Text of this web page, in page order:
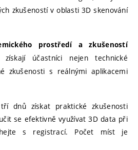
zkušeností v oblasti 3D skenování
prostředí a zkušeností
účastníci nejen technické
zkušenosti s reálnými aplikacemi
dnů získat praktické zkušenosti
se efektivně využívat 3D data při
s registrací. Počet míst je